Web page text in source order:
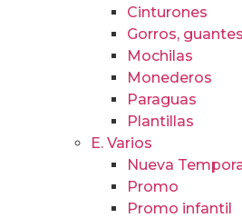
Cinturones
Gorros,
Mochilas
Monederos
Paraguas
Plantillas
E. Varios
Nueva
Promo
Promo infantil